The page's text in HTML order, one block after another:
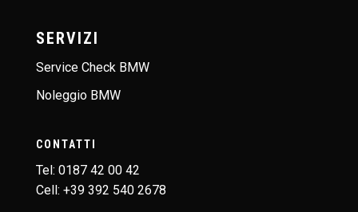
SERVIZI
Service Check BMW
Noleggio BMW
CONTATTI
Tel: 0187 42 00 42
Cell: +39 392 540 2678